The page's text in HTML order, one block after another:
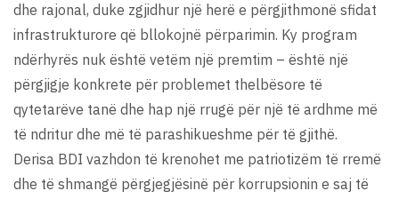
dhe rajonal, duke zgjidhur një herë e përgjithmonë sfidat
infrastrukturore që bllokojnë përparimin. Ky program
ndërhyrës nuk është vetëm një premtim – është një
përgjigje konkrete për problemet thelbësore të
qytetarëve tanë dhe hap një rrugë për një të ardhme më
të ndritur dhe më të parashikueshme për të gjithë.
Derisa BDI vazhdon të krenohet me patriotizëm të rremë
dhe të shmangë përgjegjësinë për korrupsionin e saj të